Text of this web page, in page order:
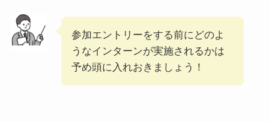
参加エントリーをする前にどのよ
うなインターンが実施されるかは
予め頭に入れおきましょう！